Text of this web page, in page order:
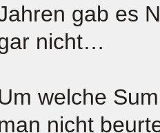
gab es
nicht…
welche
nicht